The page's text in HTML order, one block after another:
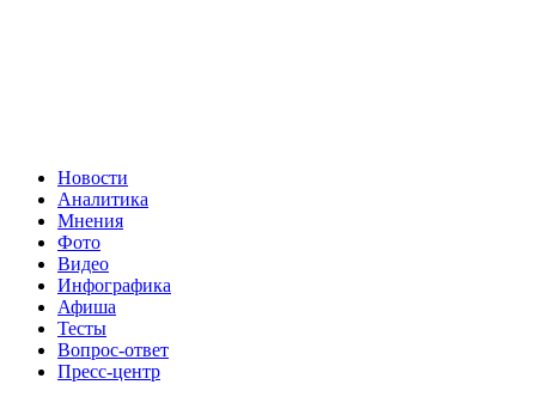
Новости
Аналитика
Мнения
Фото
Видео
Инфографика
Афиша
Тесты
Вопрос-ответ
Пресс-центр